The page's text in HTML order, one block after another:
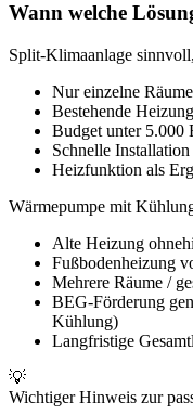
Wann welche
Split-Klimaanlage
Nur einzelne
Bestehende
Budget unter 5.000
Schnelle
Heizfunktion als
Wärmepumpe mit
Alte Heizung
Fußbodenheizung
Mehrere Räume /
BEG-Förderung
Kühlung)
Langfristige
💡
Wichtiger Hinweis zur